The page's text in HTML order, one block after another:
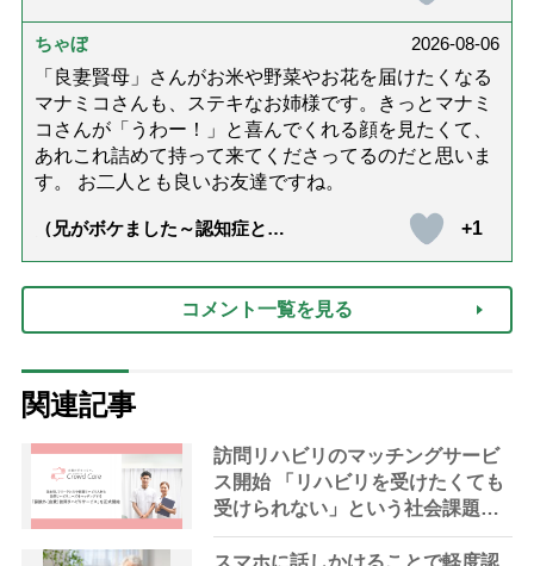
ちゃぼ
2026-08-06
「良妻賢母」さんがお米や野菜やお花を届けたくなる
マナミコさんも、ステキなお姉様です。きっとマナミ
コさんが「うわー！」と喜んでくれる顔を見たくて、
あれこれ詰めて持って来てくださってるのだと思いま
す。 お二人とも良いお友達ですね。
（兄がボケました～認知症と介
達』が届きました」）
+1
コメント一覧を見る
関連記事
訪問リハビリのマッチングサービ
ス開始 「リハビリを受けたくても
受けられない」という社会課題の
解決を目指す
スマホに話しかけることで軽度認